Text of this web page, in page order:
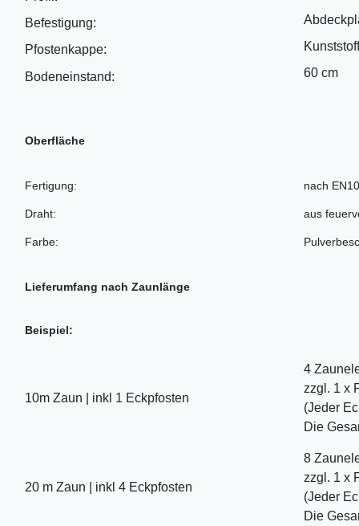
Befestigung:
Pfostenkappe:
Bodeneinstand:
60 cm
Oberfläche
Fertigung:
Draht:
Farbe:
nach
aus
Lieferumfang nach Zaunlänge
Beispiel:
10m Zaun | inkl 1 Eckpfosten
4
zzgl. 1 x
(Jeder
Die
20 m Zaun | inkl 4 Eckpfosten
8
zzgl. 1 x
(Jeder
Die